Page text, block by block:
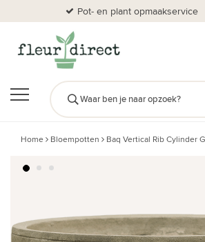
Pot- en plant opmaakservice
Home Bloempotten Baq Vertical Rib Cylinder